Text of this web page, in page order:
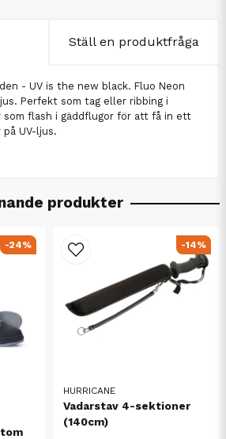
Ställ en produktfråga
- UV is the new black. Fluo Neon
Perfekt som tag eller ribbing i
som flash i gäddflugor för att få in ett
UV-ljus.
produkter
-24%
HURRICANE
Vadarstav 4-sektioner
(140cm)
-14%